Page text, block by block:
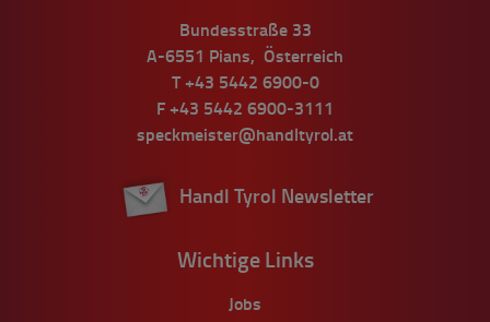
Bundesstraße 33
A-6551
Pians, Österreich
T +43 5442 6900-0
F +43 5442 6900-3111
speckmeister@handltyrol.at
Handl Tyrol Newsletter
Wichtige Links
Jobs